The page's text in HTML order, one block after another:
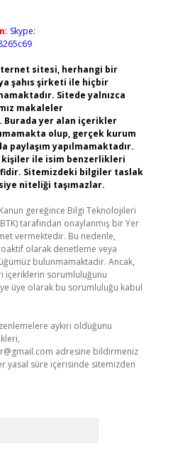
Skype:
sitesi, herhangi bir
şahıs şirketi ile hiçbir
Sitede yalnızca
makaleler
Burada yer alan içerikler
olup, gerçek kurum
paylaşım yapılmamaktadır.
kişiler ile isim benzerlikleri
Sitemizdeki bilgiler taslak
niteliği taşımazlar.
Kanun gereğince Bilgi Teknolojileri
tarafından onaylanmış bir Yer
vermektedir. Bu nedenle,
olarak denetleme veya
bulunmamaktadır. Ancak,
içeriklerin sorumluluğunu
üye olarak bu sorumluluğu kabul
aykırı olduğunu
adresine bildirmeniz
yasal süre içerisinde sitemizden